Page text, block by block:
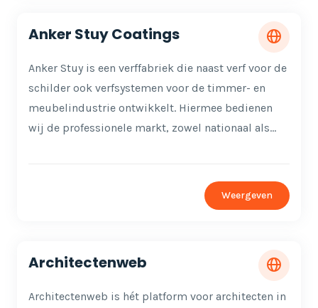
Anker Stuy Coatings
Anker Stuy is een verffabriek die naast verf voor de
schilder ook verfsystemen voor de timmer- en
meubelindustrie ontwikkelt. Hiermee bedienen
wij de professionele markt, zowel nationaal als…
Weergeven
Architectenweb
Architectenweb is hét platform voor architecten in